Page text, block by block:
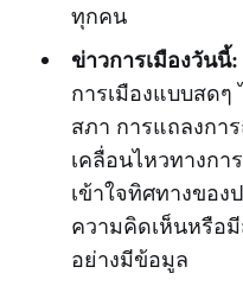
ทุกคน
ข่าวการเมืองวันนี้:
การเมืองแบบสดๆ
สภา การแถลงก
เคลื่อนไหวทางกา
เข้าใจทิศทางของ
ความคิดเห็นหรือ
อย่างมีข้อมูล